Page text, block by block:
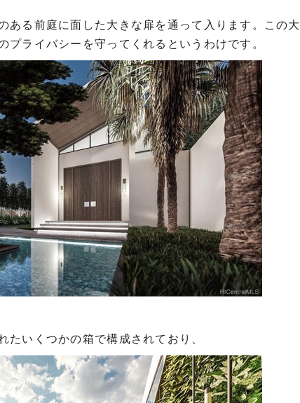
ある前庭に面した大きな扉を通って入ります。この大
プライバシーを守ってくれるというわけです。
たいくつかの箱で構成されており、